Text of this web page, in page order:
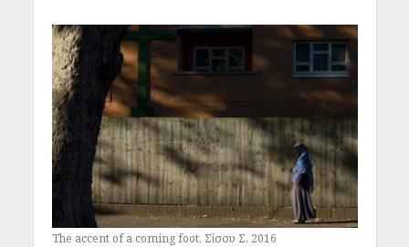
The accent of a coming foot, Σίσσυ Σ. 2016